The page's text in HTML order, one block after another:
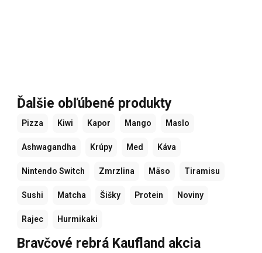
Ďalšie obľúbené produkty
Pizza Kiwi Kapor Mango Maslo
Ashwagandha Krúpy Med Káva
Nintendo Switch Zmrzlina Mäso Tiramisu
Sushi Matcha Šišky Protein Noviny
Rajec Hurmikaki
Bravčové rebrá Kaufland akcia